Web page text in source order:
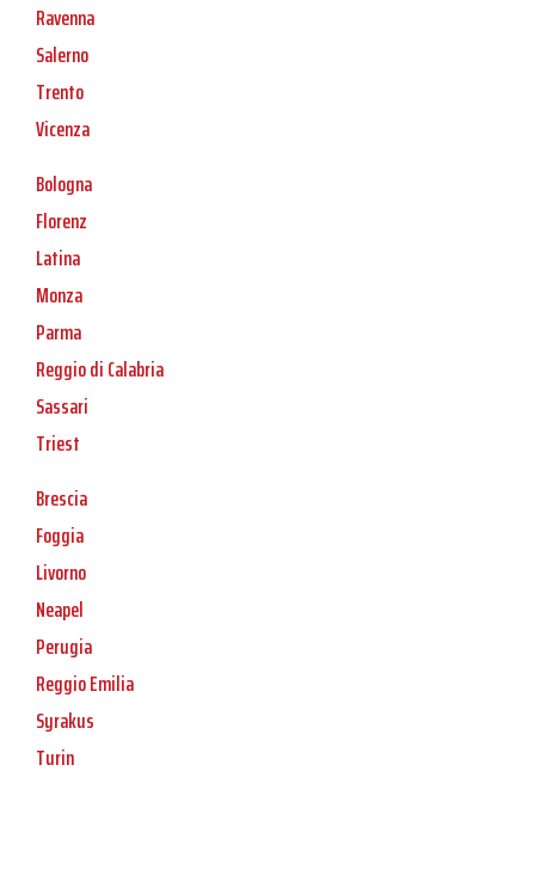
Ravenna
Salerno
Trento
Vicenza
Bologna
Florenz
Latina
Monza
Parma
Reggio di Calabria
Sassari
Triest
Brescia
Foggia
Livorno
Neapel
Perugia
Reggio Emilia
Syrakus
Turin